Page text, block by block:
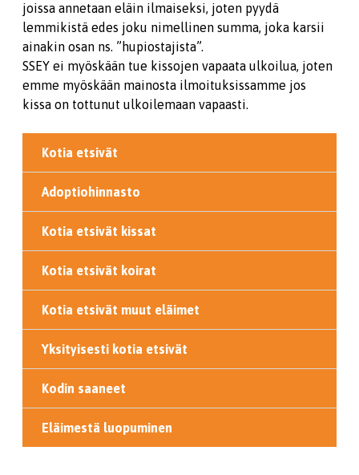
joissa annetaan eläin ilmaiseksi, joten pyydä
lemmikistä edes joku nimellinen summa, joka karsii
ainakin osan ns. ”hupiostajista”.
SSEY ei myöskään tue kissojen vapaata ulkoilua, joten
emme myöskään mainosta ilmoituksissamme jos
kissa on tottunut ulkoilemaan vapaasti.
Kotia etsivät
Adoptiohinnasto
Kotia etsivät kissat
Kotia etsivät koirat
Kotia etsivät muut eläimet
Yksityisesti kotia etsivät
Kodin saaneet
Eläimestä luopuminen